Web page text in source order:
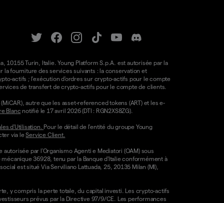
10155 Turin, Italie. Young Platform S.p.A. est autorisée par la
la fourniture des services suivants : la conservation et
actifs ; l'exécution d'ordres sur crypto-actifs pour le compte
de transfert de crypto-actifs pour le compte de clients.
autre que les asset-referenced tokens (ART) et les e-
Blanc notifié le 17 avril 2026 (DTI : RGN2XS8ZG).
d'Utilisation. Pour le détail de l'entité du groupe Young
via leService Client.
par l'Organismo Agenti e Mediatori (OAM) sous
36928, tenu par la Banque d'Italie conformément à
est situé Via Serviliano Lattuada, 25, 20135 Milan (MI),
y compris la perte totale, du capital investi. Les crypto-actifs
prévus par la Directive 97/9/CE. Les performances